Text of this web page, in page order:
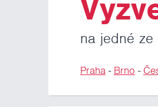
na jedné
Praha- Brno -